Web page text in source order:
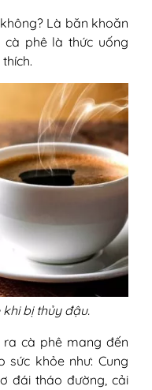
Là băn khoăn
cà phê là thức uống
bị thủy đậu.
ra cà phê mang đến
sức khỏe như: Cung
đái tháo đường, cải